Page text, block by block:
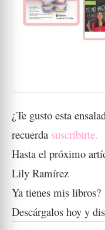
¿Te gusto esta
recuerda suscríbirte.
Hasta el próximo
Lily Ramírez
Ya tienes mis libros?
Descárgalos hoy y